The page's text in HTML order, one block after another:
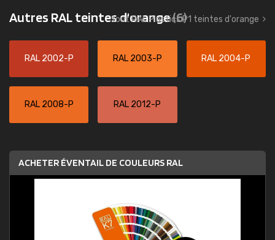
Autres RAL teintes d'orange(6)
tout RAL Plastics P1 teintes d'orange
RAL 2002-P RAL 2003-P RAL 2004-P
RAL 2008-P RAL 2012-P
ACHETER ÉVENTAIL DE COULEURS RAL